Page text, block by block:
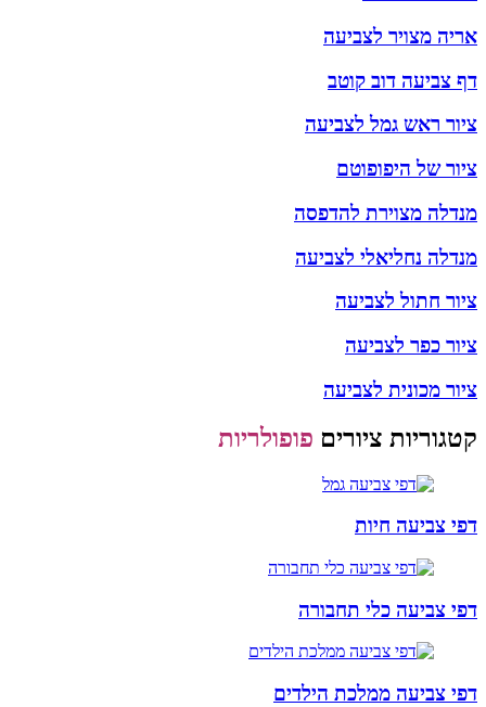
אריה מצויר לצביעה
דף צביעה דוב קוטב
ציור ראש גמל לצביעה
ציור של היפופוטם
מנדלה מצוירת להדפסה
מנדלה נחליאלי לצביעה
ציור חתול לצביעה
ציור כפר לצביעה
ציור מכונית לצביעה
קטגוריות ציורים פופולריות
דפי צביעה חיות
דפי צביעה כלי תחבורה
דפי צביעה ממלכת הילדים